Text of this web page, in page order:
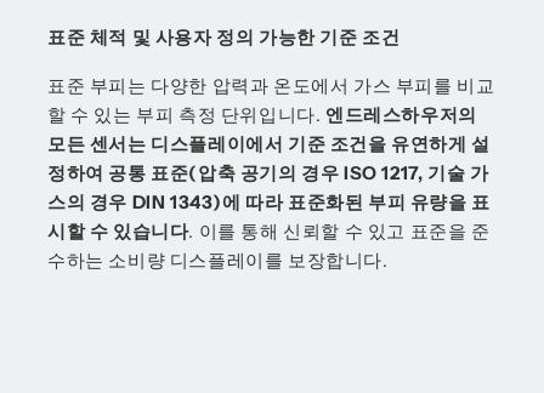
표준 체적 및 사용자 정의 가능한 기준 조건
표준 부피는 다양한 압력과 온도에서 가스 부피를 비교
할 수 있는 부피 측정 단위입니다. 엔드레스하우저의
모든 센서는 디스플레이에서 기준 조건을 유연하게 설
정하여 공통 표준(압축 공기의 경우 ISO 1217, 기술 가
스의 경우 DIN 1343)에 따라 표준화된 부피 유량을 표
시할 수 있습니다. 이를 통해 신뢰할 수 있고 표준을 준
수하는 소비량 디스플레이를 보장합니다.